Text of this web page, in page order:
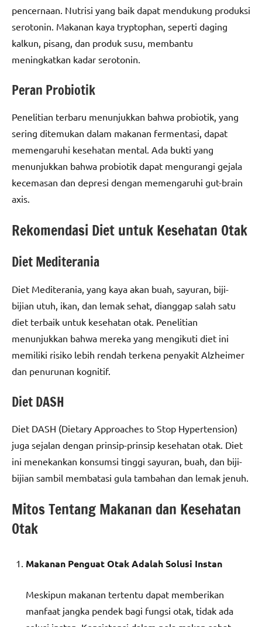
pencernaan. Nutrisi yang baik dapat mendukung produksi
serotonin. Makanan kaya tryptophan, seperti daging
kalkun, pisang, dan produk susu, membantu
meningkatkan kadar serotonin.
Peran Probiotik
Penelitian terbaru menunjukkan bahwa probiotik, yang
sering ditemukan dalam makanan fermentasi, dapat
memengaruhi kesehatan mental. Ada bukti yang
menunjukkan bahwa probiotik dapat mengurangi gejala
kecemasan dan depresi dengan memengaruhi gut-brain
axis.
Rekomendasi Diet untuk Kesehatan Otak
Diet Mediterania
Diet Mediterania, yang kaya akan buah, sayuran, biji-
bijian utuh, ikan, dan lemak sehat, dianggap salah satu
diet terbaik untuk kesehatan otak. Penelitian
menunjukkan bahwa mereka yang mengikuti diet ini
memiliki risiko lebih rendah terkena penyakit Alzheimer
dan penurunan kognitif.
Diet DASH
Diet DASH (Dietary Approaches to Stop Hypertension)
juga sejalan dengan prinsip-prinsip kesehatan otak. Diet
ini menekankan konsumsi tinggi sayuran, buah, dan biji-
bijian sambil membatasi gula tambahan dan lemak jenuh.
Mitos Tentang Makanan dan Kesehatan
Otak
Makanan Penguat Otak Adalah Solusi Instan
Meskipun makanan tertentu dapat memberikan
manfaat jangka pendek bagi fungsi otak, tidak ada